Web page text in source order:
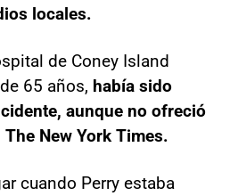
locales.
de Coney Island
65 años, había sido
aunque no ofreció
New York Times.
cuando Perry estaba